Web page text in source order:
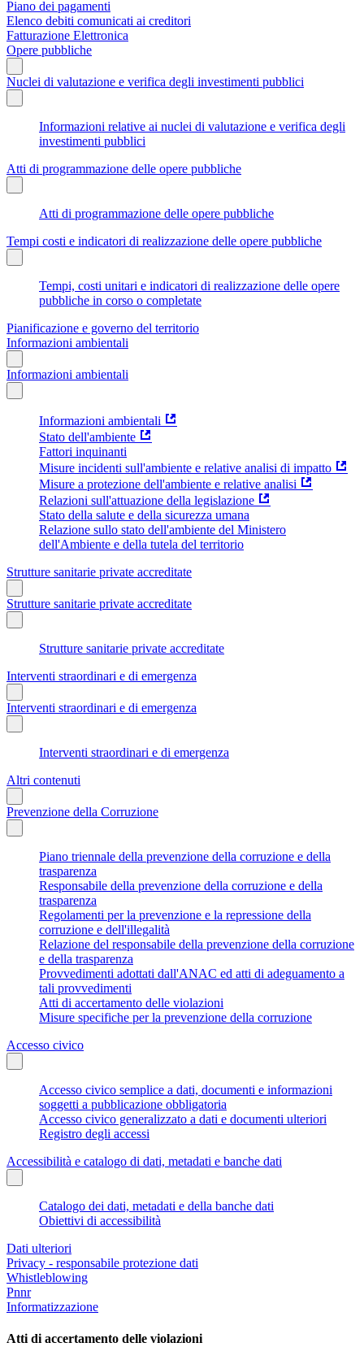
Piano dei pagamenti
Elenco debiti comunicati ai creditori
Fatturazione Elettronica
Opere pubbliche
Nuclei di valutazione e verifica degli investimenti pubblici
Informazioni relative ai nuclei di valutazione e verifica degli
investimenti pubblici
Atti di programmazione delle opere pubbliche
Atti di programmazione delle opere pubbliche
Tempi costi e indicatori di realizzazione delle opere pubbliche
Tempi, costi unitari e indicatori di realizzazione delle opere
pubbliche in corso o completate
Pianificazione e governo del territorio
Informazioni ambientali
Informazioni ambientali
Informazioni ambientali
Stato dell'ambiente
Fattori inquinanti
Misure incidenti sull'ambiente e relative analisi di impatto
Misure a protezione dell'ambiente e relative analisi
Relazioni sull'attuazione della legislazione
Stato della salute e della sicurezza umana
Relazione sullo stato dell'ambiente del Ministero
dell'Ambiente e della tutela del territorio
Strutture sanitarie private accreditate
Strutture sanitarie private accreditate
Strutture sanitarie private accreditate
Interventi straordinari e di emergenza
Interventi straordinari e di emergenza
Interventi straordinari e di emergenza
Altri contenuti
Prevenzione della Corruzione
Piano triennale della prevenzione della corruzione e della
trasparenza
Responsabile della prevenzione della corruzione e della
trasparenza
Regolamenti per la prevenzione e la repressione della
corruzione e dell'illegalità
Relazione del responsabile della prevenzione della corruzione
e della trasparenza
Provvedimenti adottati dall'ANAC ed atti di adeguamento a
tali provvedimenti
Atti di accertamento delle violazioni
Misure specifiche per la prevenzione della corruzione
Accesso civico
Accesso civico semplice a dati, documenti e informazioni
soggetti a pubblicazione obbligatoria
Accesso civico generalizzato a dati e documenti ulteriori
Registro degli accessi
Accessibilità e catalogo di dati, metadati e banche dati
Catalogo dei dati, metadati e della banche dati
Obiettivi di accessibilità
Dati ulteriori
Privacy - responsabile protezione dati
Whistleblowing
Pnnr
Informatizzazione
Atti di accertamento delle violazioni